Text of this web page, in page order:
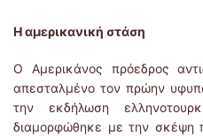
Η αμερικανική στάση
Ο Αμερικάνος πρόεδρος
απεσταλμένο τον πρώην
την εκδήλωση
διαμορφώθηκε με την σκέψη